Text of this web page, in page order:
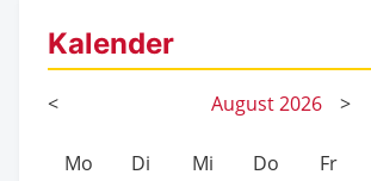
Kalender
< August2026 >
Mo Di Mi Do Fr